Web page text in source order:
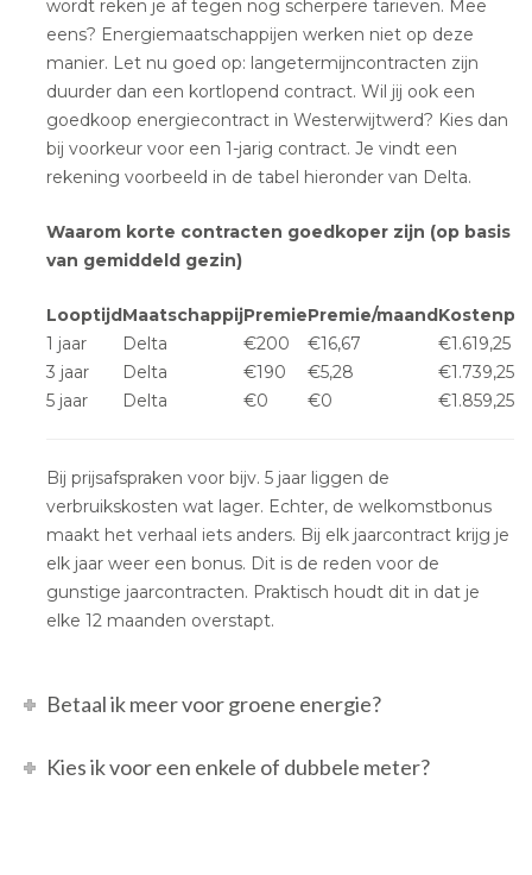
wordt reken je af tegen nog scherpere tarieven. Mee
eens? Energiemaatschappijen werken niet op deze
manier. Let nu goed op: langetermijncontracten zijn
duurder dan een kortlopend contract. Wil jij ook een
goedkoop energiecontract in Westerwijtwerd? Kies dan
bij voorkeur voor een 1-jarig contract. Je vindt een
rekening voorbeeld in de tabel hieronder van Delta.
Waarom korte contracten goedkoper zijn (op basis
van gemiddeld gezin)
LooptijdMaatschappijPremiePremie/maand
1 jaar
Delta €200 €16,67
€1.619,25
3 jaar
Delta €190 €5,28
€1.739,25
5 jaar
Delta €0 €0 €1.859,25
Bij prijsafspraken voor bijv. 5 jaar liggen de
verbruikskosten wat lager. Echter, de welkomstbonus
maakt het verhaal iets anders. Bij elk jaarcontract krijg je
elk jaar weer een bonus. Dit is de reden voor de
gunstige jaarcontracten. Praktisch houdt dit in dat je
elke 12 maanden overstapt.
Betaal ik meer voor groene energie?
Kies ik voor een enkele of dubbele meter?